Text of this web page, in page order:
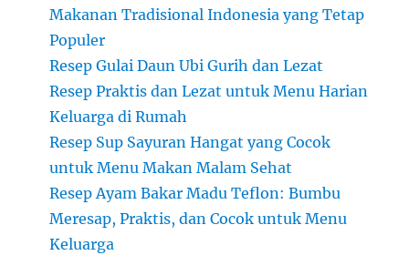
Makanan Tradisional Indonesia yang Tetap
Populer
Resep Gulai Daun Ubi Gurih dan Lezat
Resep Praktis dan Lezat untuk Menu Harian
Keluarga di Rumah
Resep Sup Sayuran Hangat yang Cocok
untuk Menu Makan Malam Sehat
Resep Ayam Bakar Madu Teflon: Bumbu
Meresap, Praktis, dan Cocok untuk Menu
Keluarga